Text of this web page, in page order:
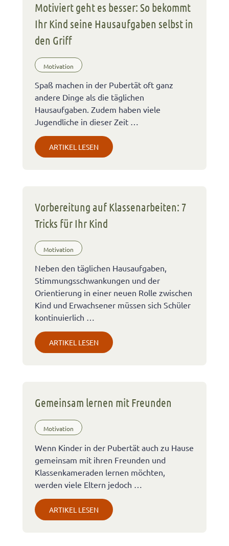
Motiviert geht es besser: So bekommt
Ihr Kind seine Hausaufgaben selbst in
den Griff
Motivation
Spaß machen in der Pubertät oft ganz
andere Dinge als die täglichen
Hausaufgaben. Zudem haben viele
Jugendliche in dieser Zeit …
ARTIKEL LESEN
Vorbereitung auf Klassenarbeiten: 7
Tricks für Ihr Kind
Motivation
Neben den täglichen Hausaufgaben,
Stimmungsschwankungen und der
Orientierung in einer neuen Rolle zwischen
Kind und Erwachsener müssen sich Schüler
kontinuierlich …
ARTIKEL LESEN
Gemeinsam lernen mit Freunden
Motivation
Wenn Kinder in der Pubertät auch zu Hause
gemeinsam mit ihren Freunden und
Klassenkameraden lernen möchten,
werden viele Eltern jedoch …
ARTIKEL LESEN